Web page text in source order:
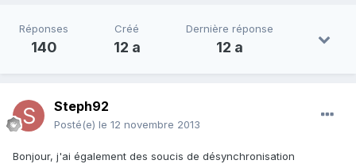
Réponses
140
Créé
12 a
Dernière réponse
12 a
Steph92
Posté(e) le 12 novembre 2013
Bonjour, j'ai également des soucis de désynchronisation